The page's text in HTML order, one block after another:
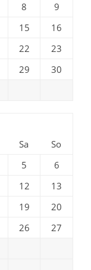
8
9
15
16
22
23
29
30
Sa
So
5
6
12
13
19
20
26
27